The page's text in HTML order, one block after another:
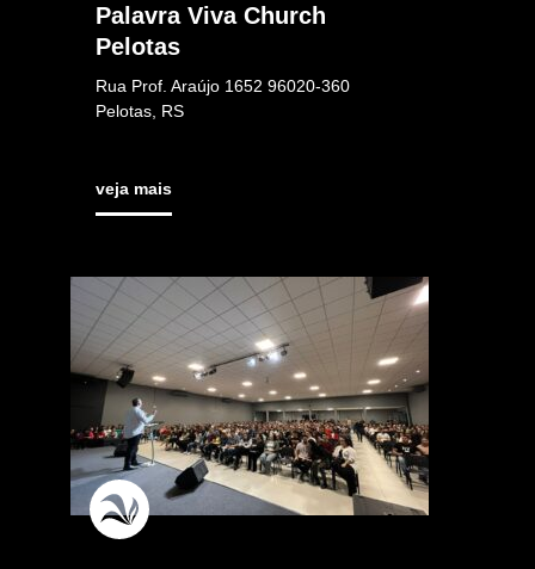
Palavra Viva Church
Pelotas
Rua Prof. Araújo 1652 96020-360
Pelotas, RS
veja mais